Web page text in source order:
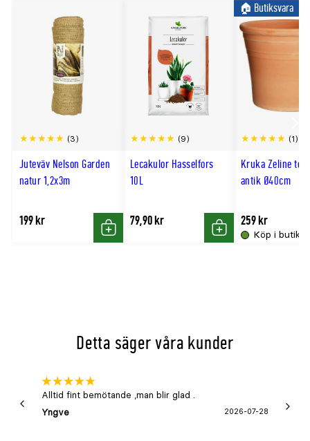
Juteväv Nelson Garden
natur 1,2x3m
(3)
199 kr
Köp
Lecakulor Hasselfors
10L
(9)
79,90 kr
Köp
Kruka Zeline
antik Ø40cm
(1)
🏠︎ Butiksvara
Köp i butik
259 kr
Detta säger våra kunder
Alltid fint bemötande ,man blir glad .
Yngve
2026-07-28